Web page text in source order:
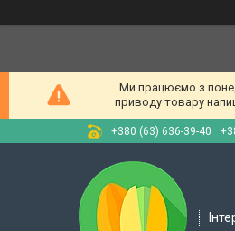
Ми працюємо з
приводу товару
+380 (63) 636-39-40